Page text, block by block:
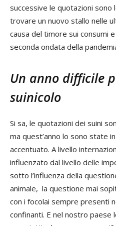
successive le quotazioni
trovare un nuovo stallo nelle
causa del timore sui consumi
seconda ondata della
Un anno difficile
suinicolo
Si sa, le quotazioni dei suini
ma quest’anno lo sono state
accentuato. A livello
influenzato dal livello delle
sotto l’influenza della
animale, la questione mai
con i focolai sempre presenti
confinanti. E nel nostro paese